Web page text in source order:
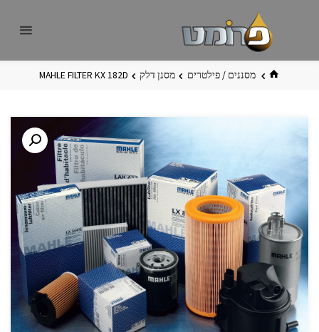
בית מסננים / פילטרים מסנן דלק MAHLE FILTER KX 182D